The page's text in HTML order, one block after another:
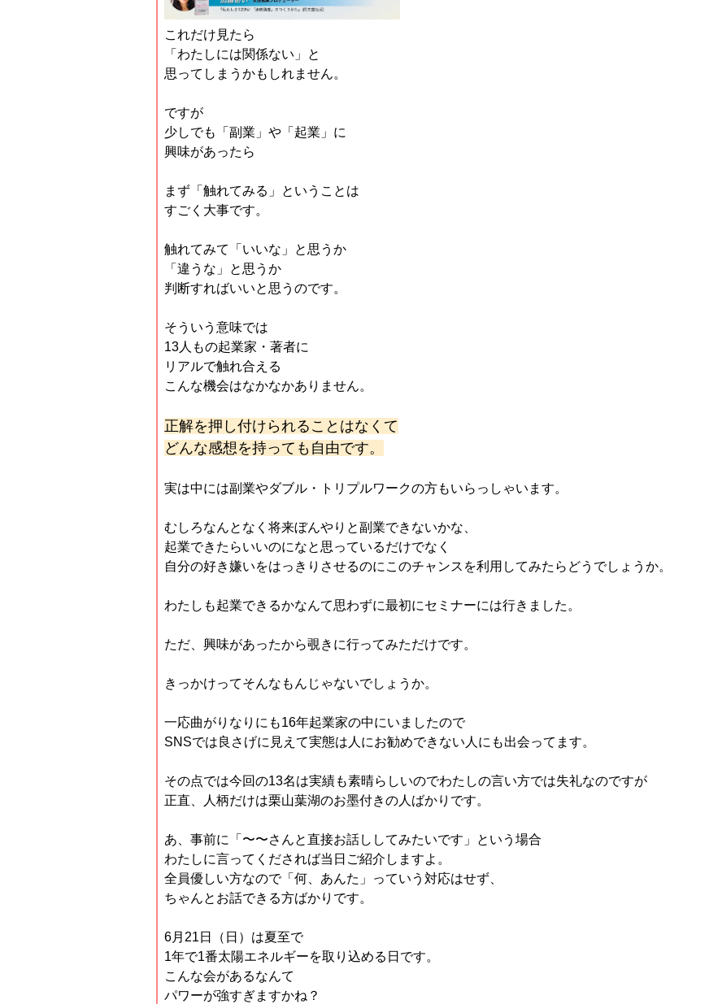
これだけ見たら
「わたしには関係ない」と
思ってしまうかもしれません。
ですが
少しでも「副業」や「起業」に
興味があったら
まず「触れてみる」ということは
すごく大事です。
触れてみて「いいな」と思うか
「違うな」と思うか
判断すればいいと思うのです。
そういう意味では
13人もの起業家・著者に
リアルで触れ合える
こんな機会はなかなかありません。
正解を押し付けられることはなくて
どんな感想を持っても自由です。
実は中には副業やダブル・トリプルワークの方もいらっしゃいます。
むしろなんとなく将来ぼんやりと副業できないかな、
起業できたらいいのになと思っているだけでなく
自分の好き嫌いをはっきりさせるのにこのチャンスを利用してみたらどうでしょうか。
わたしも起業できるかなんて思わずに最初にセミナーには行きました。
ただ、興味があったから覗きに行ってみただけです。
きっかけってそんなもんじゃないでしょうか。
一応曲がりなりにも16年起業家の中にいましたので
SNSでは良さげに見えて実態は人にお勧めできない人にも出会ってます。
その点では今回の13名は実績も素晴らしいのでわたしの言い方では失礼なのですが
正直、人柄だけは栗山葉湖のお墨付きの人ばかりです。
あ、事前に「〜〜さんと直接お話ししてみたいです」という場合
わたしに言ってくだされば当日ご紹介しますよ。
全員優しい方なので「何、あんた」っていう対応はせず、
ちゃんとお話できる方ばかりです。
6月21日（日）は夏至で
1年で1番太陽エネルギーを取り込める日です。
こんな会があるなんて
パワーが強すぎますかね？